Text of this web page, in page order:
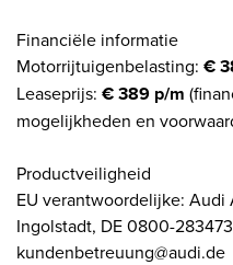
Financiële informatie
Motorrijtuigenbelasting: €
Leaseprijs: € 389 p/m
mogelijkheden en
Productveiligheid
EU verantwoordelijke: Audi
Ingolstadt, DE 0800-
kundenbetreuung@audi.de